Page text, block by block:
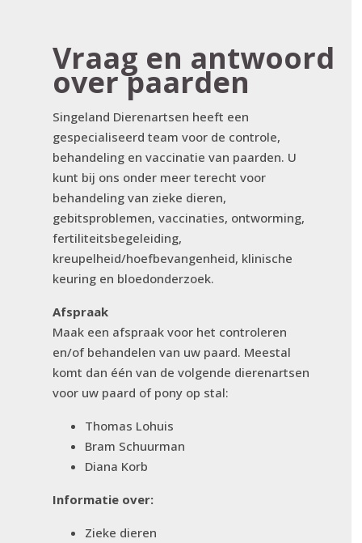
Vraag en antwoord
over paarden
Singeland Dierenartsen heeft een
gespecialiseerd team voor de controle,
behandeling en vaccinatie van paarden. U
kunt bij ons onder meer terecht voor
behandeling van zieke dieren,
gebitsproblemen, vaccinaties, ontworming,
fertiliteitsbegeleiding,
kreupelheid/hoefbevangenheid, klinische
keuring en bloedonderzoek.
Afspraak
Maak een afspraak voor het controleren
en/of behandelen van uw paard. Meestal
komt dan één van de volgende dierenartsen
voor uw paard of pony op stal:
Thomas Lohuis
Bram Schuurman
Diana Korb
Informatie over:
Zieke dieren